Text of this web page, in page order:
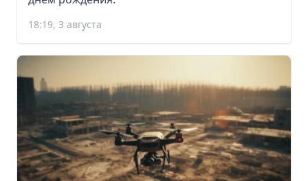
18:19, 3 августа